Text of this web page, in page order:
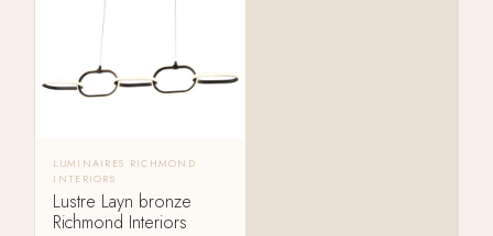
LUMINAIRES RICHMOND
INTERIORS
Lustre Layn bronze
Richmond Interiors